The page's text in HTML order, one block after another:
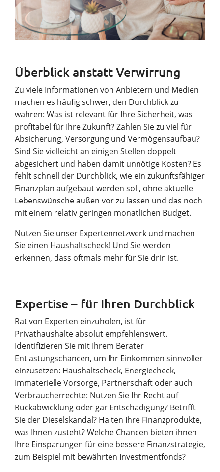
Überblick anstatt Verwirrung
Zu viele Informationen von Anbietern und Medien
machen es häufig schwer, den Durchblick zu
wahren: Was ist relevant für Ihre Sicherheit, was
profitabel für Ihre Zukunft? Zahlen Sie zu viel für
Absicherung, Versorgung und Vermögensaufbau?
Sind Sie vielleicht an einigen Stellen doppelt
abgesichert und haben damit unnötige Kosten? Es
fehlt schnell der Durchblick, wie ein zukunftsfähiger
Finanzplan aufgebaut werden soll, ohne aktuelle
Lebenswünsche außen vor zu lassen und das noch
mit einem relativ geringen monatlichen Budget.
Nutzen Sie unser Expertennetzwerk und machen
Sie einen Haushaltscheck! Und Sie werden
erkennen, dass oftmals mehr für Sie drin ist.
Expertise – für Ihren Durchblick
Rat von Experten einzuholen, ist für
Privathaushalte absolut empfehlenswert.
Identifizieren Sie mit Ihrem Berater
Entlastungschancen, um Ihr Einkommen sinnvoller
einzusetzen: Haushaltscheck, Energiecheck,
Immaterielle Vorsorge, Partnerschaft oder auch
Verbraucherrechte: Nutzen Sie Ihr Recht auf
Rückabwicklung oder gar Entschädigung? Betrifft
Sie der Dieselskandal? Halten Ihre Finanzprodukte,
was Ihnen zusteht? Welche Chancen bieten ihnen
Ihre Einsparungen für eine bessere Finanzstrategie,
zum Beispiel mit bewährten Investmentfonds?